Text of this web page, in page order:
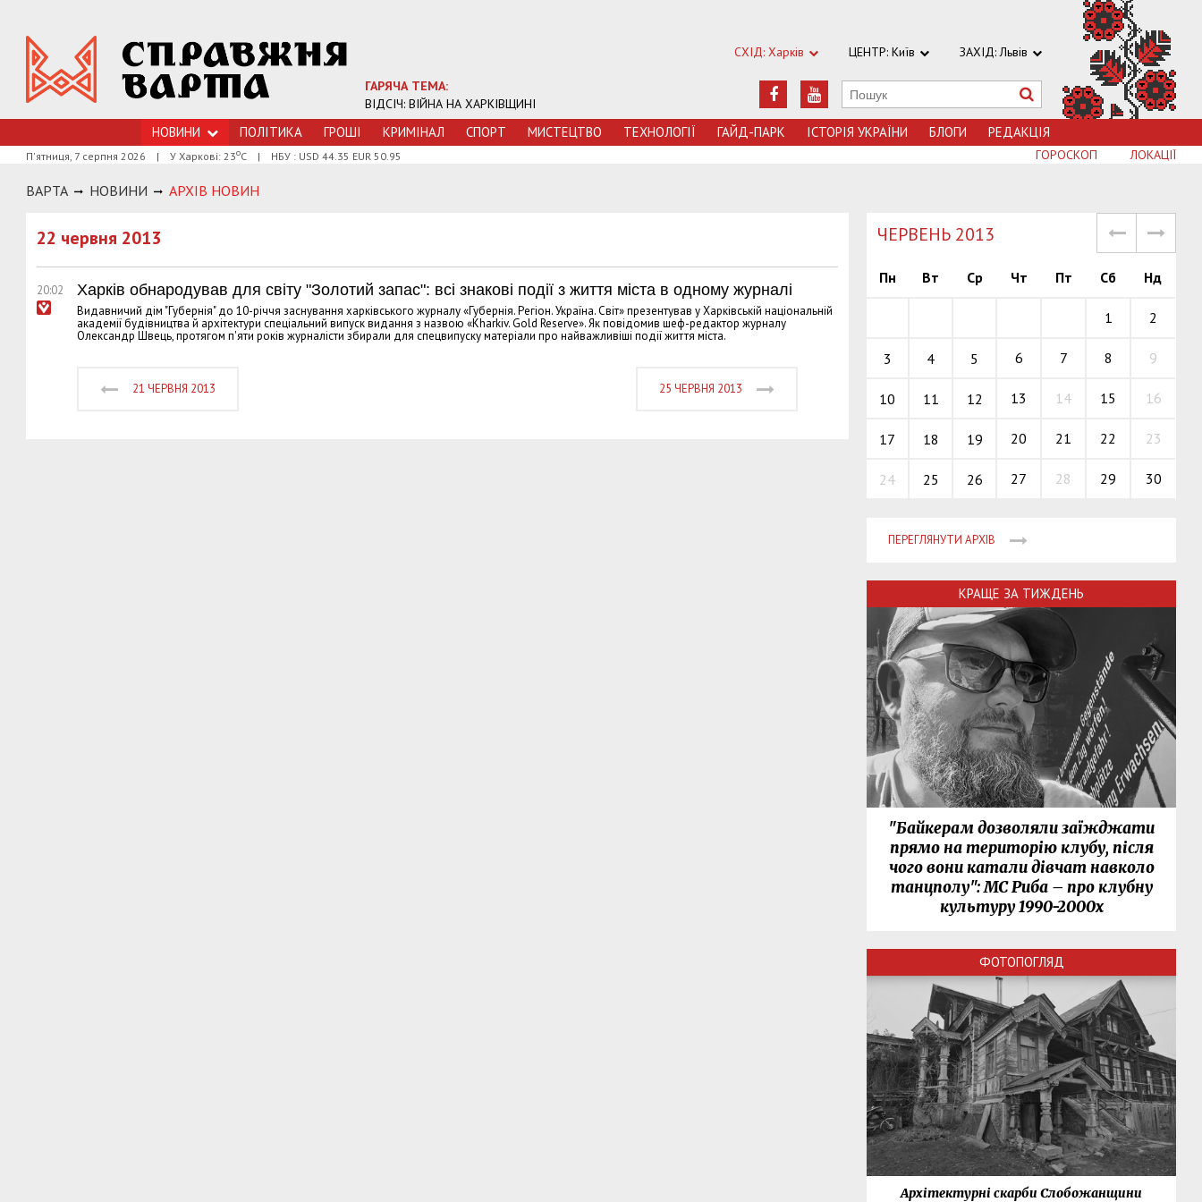
ГАРЯЧА ТЕМА:
ВІДСІЧ: ВІЙНА НА ХАРКІВЩИНІ
СХІД: Харків ЦЕНТР: Київ ЗАХІД: Львів
НОВИНИ ПОЛІТИКА ГРОШI КРИМIНАЛ СПОРТ МИСТЕЦТВО ТЕХНОЛОГIЇ ГАЙД-ПАРК ІСТОРІЯ УКРАЇНИ БЛОГИ РЕДАКЦІЯ
П'ятниця, 7 серпня 2026 | У Харкові: 23оС | НБУ : USD 44.35 EUR 50.95 ЛОКАЦІЇ
ГОРОСКОП
ВАРТА НОВИНИ АРХIВ НОВИН
22 червня 2013
20:02 Харків обнародував для світу "Золотий запас": всі знакові події з життя міста в одному журналі
Видавничий дім "Губернія" до 10-річчя заснування харківського журналу «Губернія. Регіон. Україна. Світ» презентував у Харківській національній
академії будівництва й архітектури спеціальний випуск видання з назвою «Kharkiv. Gold Reserve». Як повідомив шеф-редактор журналу
Олександр Швець, протягом п'яти років журналісти збирали для спецвипуску матеріали про найважливіші події життя міста.
21 ЧЕРВНЯ 2013 25 ЧЕРВНЯ 2013
ЧЕРВЕНЬ 2013
Пн Вт Ср Чт Пт Сб Нд
1 2
3 4 5 6 7 8 9
10 11 12 13 14 15 16
17 18 19 20 21 22 23
24 25 26 27 28 29 30
ПЕРЕГЛЯНУТИ АРХІВ
КРАЩЕ ЗА ТИЖДЕНЬ
"Байкерам дозволяли заїжджати
прямо на територію клубу, після
чого вони катали дівчат навколо
танцполу": МС Риба – про клубну
культуру 1990-2000х
ФОТОПОГЛЯД
Архітектурні скарби Слобожанщини